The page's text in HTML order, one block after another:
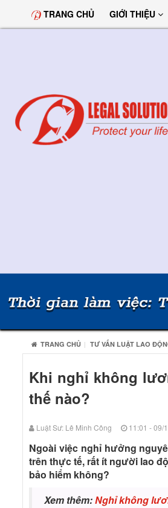
TRANG CHỦ GIỚI THIỆU
TRANG CHỦ TƯ VẤN LUẬT LAO
Khi nghỉ không
thế nào?
Luật Sư: Lê Minh Công 11:01 - 09/
Ngoài việc nghỉ hưởng
trên thực tế, rất ít người lao
bảo hiểm không?
Xem thêm:Nghỉ không